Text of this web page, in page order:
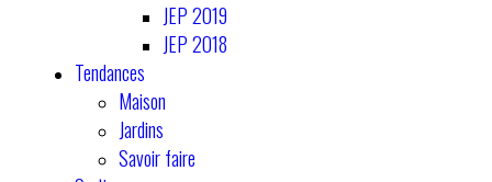
JEP 2019
JEP 2018
Tendances
Maison
Jardins
Savoir faire